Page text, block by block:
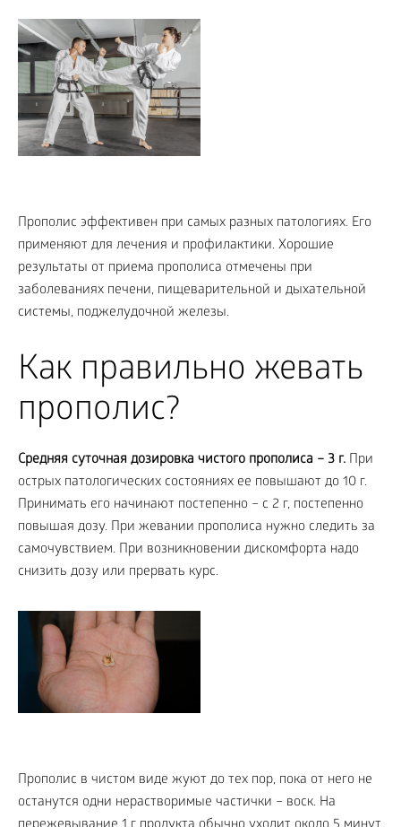
Прополис эффективен при самых разных патологиях. Его
применяют для лечения и профилактики. Хорошие
результаты от приема прополиса отмечены при
заболеваниях печени, пищеварительной и дыхательной
системы, поджелудочной железы.
Как правильно жевать
прополис?
Средняя суточная дозировка чистого прополиса – 3 г. При
острых патологических состояниях ее повышают до 10 г.
Принимать его начинают постепенно – с 2 г, постепенно
повышая дозу. При жевании прополиса нужно следить за
самочувствием. При возникновении дискомфорта надо
снизить дозу или прервать курс.
Прополис в чистом виде жуют до тех пор, пока от него не
останутся одни нерастворимые частички – воск. На